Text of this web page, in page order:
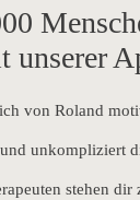
unserer
von Roland
unkompliziert
stehen dir